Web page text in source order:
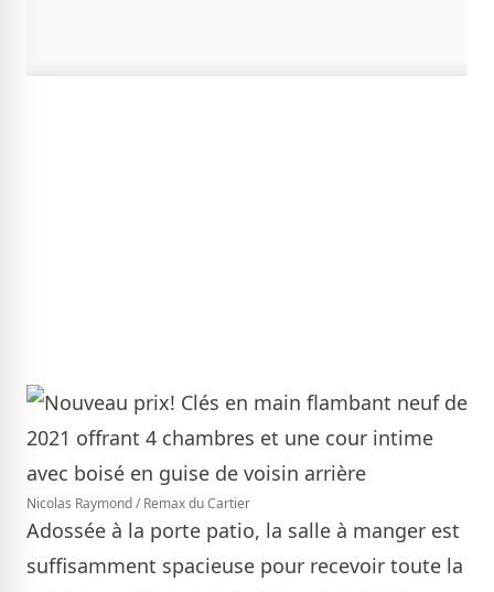
Nicolas Raymond / Remax du Cartier
Adossée à la porte patio, la salle à manger est
suffisamment spacieuse pour recevoir toute la